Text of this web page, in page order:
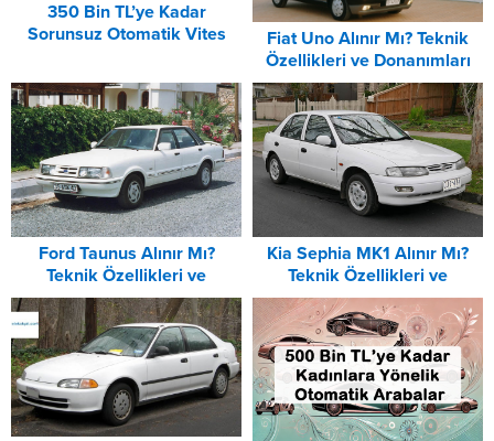
350 Bin TL’ye Kadar
Sorunsuz Otomatik Vites
Fiat Uno Alınır Mı? Teknik
Özellikleri ve Donanımları
Ford Taunus Alınır Mı?
Teknik Özellikleri ve
Donanımları
Kia Sephia MK1 Alınır Mı?
Teknik Özellikleri ve
Donanımları